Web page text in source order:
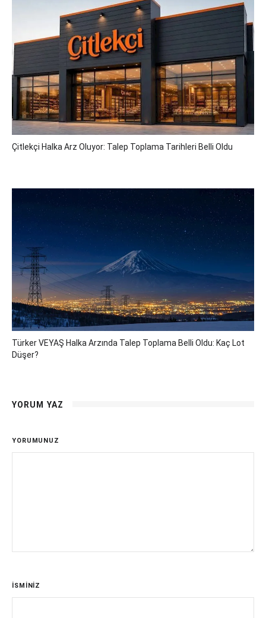
Çitlekçi Halka Arz Oluyor: Talep Toplama Tarihleri Belli Oldu
Türker VEYAŞ Halka Arzında Talep Toplama Belli Oldu: Kaç Lot
Düşer?
YORUM YAZ
YORUMUNUZ
İSMİNİZ